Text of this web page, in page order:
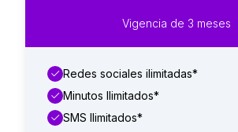
Vigencia de 3 meses
Redes sociales ilimitadas*
Minutos Ilimitados*
SMS Ilimitados*